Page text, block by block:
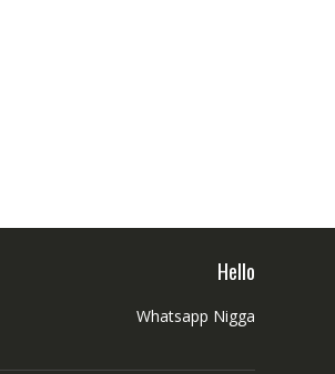
Hello
Whatsapp Nigga